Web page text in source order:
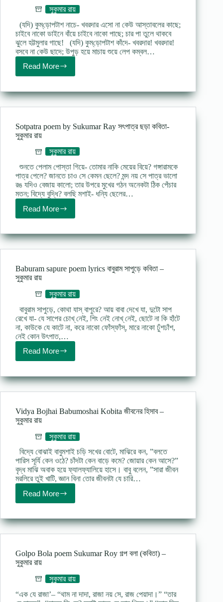
রায়সুকুমার রায়
(যদি) কুম্‌‌ড়োপটাশ নাচে- খবরদার এসো না কেউ আস্তাবলের কাছে;
চাইবে নাকো ডাইনে বাঁয়ে চাইবে নাকো পাছে; চার পা তুলে থাকবে
ঝুলে হট্টমুলার গাছে! (যদি) কুম্‌‌ড়োপটাশ কাঁদে- খবরদার! খবরদার!
বসবে না কেউ ছাদে; উপুড় হয়ে মাচায় শুয়ে লেপ কম্বল…
Read More
Kumro
potash
lyrics
–
রায়
Sotpatra poem by Sukumar Ray সৎপাত্র ছড়া কবিতা-
সুকুমার রায়
সুকুমার রায়
শুনতে পেলাম পোস্তা গিয়ে- তোমার নাকি মেয়ের বিয়ে? গঙ্গারামকে
পাত্র পেলে? জানতে চাও সে কেমন ছেলে? মন্দ নয় সে পাত্র ভালো
রঙ যদিও বেজায় কালো; তার উপরে মুখের গঠন অনেকটা ঠিক পেঁচার
মতন; বিদ্যে বুদ্ধি? বলছি মশাই- ধন্যি ছেলের…
Read More
Sotpatra
poem
Sukumar
কবিতা-
রায়
Baburam sapure poem lyrics বাবুরাম সাপুড়ে কবিতা –
সুকুমার রায়
সুকুমার রায়
বাবুরাম সাপুড়ে, কোথা যাস্‌ বাপুরে? আয় বাবা দেখে যা, দুটো সাপ
রেখে যা- যে সাপের চোখ্‌ নেই, শিং নেই নোখ্‌ নেই, ছোটে না কি হাঁটে
না, কাউকে যে কাটে না, করে নাকো ফোঁস্‌ফাঁস্‌, মারে নাকো ঢুঁশঢাঁশ,
নেই কোন উৎপাত,…
Read More
Baburam
sapure
lyrics
–
রায়
Vidya Bojhai Babumoshai Kobita জীবনের হিসাব –
সুকুমার রায়
সুকুমার রায়
বিদ্যে বোঝাই বাবুমশাই চড়ি সখের বোটে, মাঝিরে কন, ”বলতে
পারিস সূর্যি কেন ওঠে? চাঁদটা কেন বাড়ে কমে? জোয়ার কেন আসে?”
বৃদ্ধ মাঝি অবাক হয়ে ফ্যালফ্যালিয়ে হাসে। বাবু বলেন, ”সারা জীবন
মরলিরে তুই খাটি, জ্ঞান বিনা তোর জীবনটা যে চারি…
Read More
Vidya
Bojhai
Kobita
–
সুকুমার
Golpo Bola poem Sukumar Roy গল্প বলা (কবিতা) –
সুকুমার রায়
সুকুমার রায়
“এক যে রাজা’– “থাম না দাদা, রাজা নয় সে, রাজ পেয়াদা।” “তার